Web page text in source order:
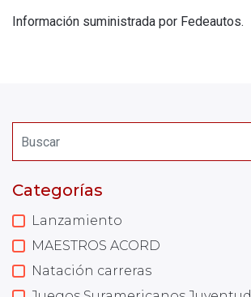
Categorías
Lanzamiento
MAESTROS ACORD
Natación carreras
Información suministrada por Fedeautos.